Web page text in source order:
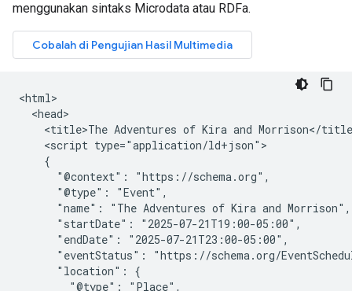
menggunakan sintaks Microdata atau RDFa.
<html>
  <head>
<title>The Adventures of Kira and Morrison</
    <script type="application/ld+json">
    {
      "@context": "https://schema.org",
      "@type": "Event",
      "name": "The Adventures of Kira and Morrison",
      "startDate": "2025-07-21T19:00-05:00",
      "endDate": "2025-07-21T23:00-05:00",
"eventStatus": "https://schema.org/
      "location": {
        "@type": "Place",